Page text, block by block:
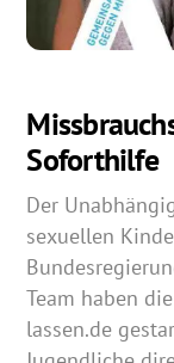
Soforthilfe
Der
sexuellen
Team haben
lassen.de